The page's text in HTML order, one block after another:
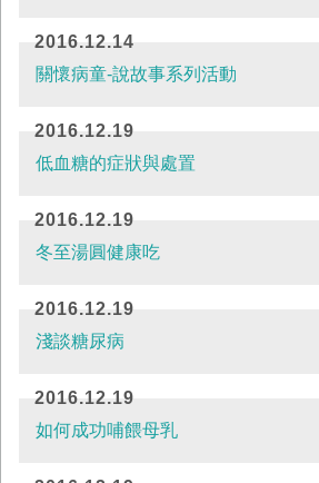
2016.12.14
關懷病童-說故事系列活動
2016.12.19
低血糖的症狀與處置
2016.12.19
冬至湯圓健康吃
2016.12.19
淺談糖尿病
2016.12.19
如何成功哺餵母乳